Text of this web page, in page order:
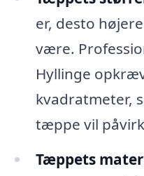
er, desto
være.
Hyllinge
kvadratmeter,
tæppe vil
Tæppets